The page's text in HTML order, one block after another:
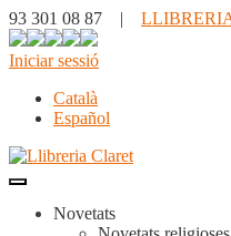
93 301 08 87 |
Iniciar sessió
Català
Español
Novetats